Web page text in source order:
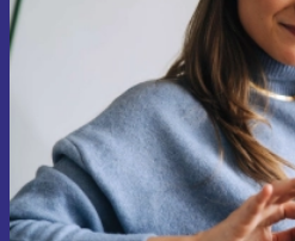
ontvang €15
Mis nooit meer een
Voucher
Informatie over het gebruik van
privacybeleid.